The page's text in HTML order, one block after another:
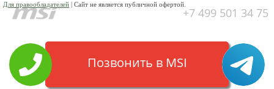
Для правообладателей | Сайт не является публичной офертой.
+7 499 501 34 75
Позвонить в MSI